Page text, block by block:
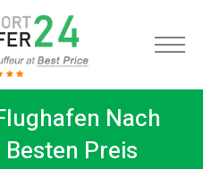
Nach
Preis